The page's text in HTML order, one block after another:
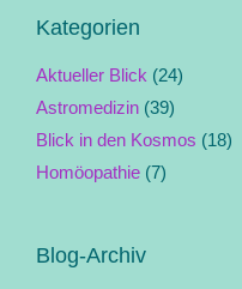
Kategorien
Aktueller Blick (24)
Astromedizin (39)
Blick in den Kosmos (18)
Homöopathie (7)
Blog-Archiv